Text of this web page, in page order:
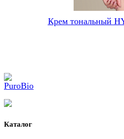
Крем тональный
Каталог